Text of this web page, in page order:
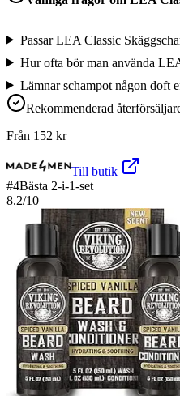
Passar LEA Classic
Hur ofta bör man använda
Lämnar schampot någon doft
Rekommenderad
Från 152 kr
Till butik
#4Bästa 2-i-1-set
8.2/10